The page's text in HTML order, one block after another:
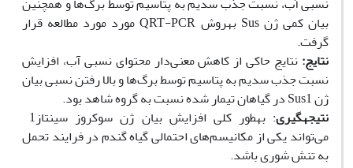
بیان کمی ژن Sus به‏روش QRT-PCR مورد مورد مطالعه قرار
گرفت.
نتایج: نتایج حاکی از کاهش معنی‌دار محتوای نسبی آب، افزایش
نسبت جذب سدیم به پتاسیم توسط برگ‌ها و بالا رفتن نسبی بیان
ژن Sus1 در گیاهان تیمار شده نسبت به گروه شاهد بود.
نتیجهگیری
می‌تواند یکی از مکانیسم‌های احتمالی گیاه گندم در فرایند تحمل
به تنش شوری باشد.